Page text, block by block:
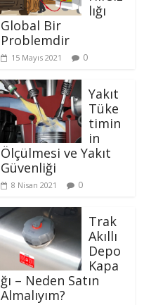
lığı
Global Bir
Problemdir
15 Mayıs 2021 0
Yakıt
Tüke
timin
in
Ölçülmesi ve Yakıt
Güvenliği
8 Nisan 2021 0
Trak
Akıllı
Depo
Kapa
ğı – Neden Satın
Almalıyım?